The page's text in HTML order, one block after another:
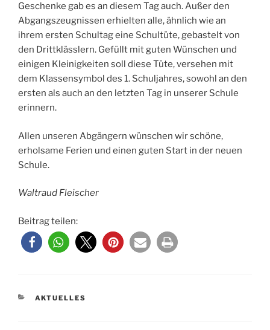
Geschenke gab es an diesem Tag auch. Außer den
Abgangszeugnissen erhielten alle, ähnlich wie an
ihrem ersten Schultag eine Schultüte, gebastelt von
den Drittklässlern. Gefüllt mit guten Wünschen und
einigen Kleinigkeiten soll diese Tüte, versehen mit
dem Klassensymbol des 1. Schuljahres, sowohl an den
ersten als auch an den letzten Tag in unserer Schule
erinnern.
Allen unseren Abgängern wünschen wir schöne,
erholsame Ferien und einen guten Start in der neuen
Schule.
Waltraud Fleischer
Beitrag teilen:
KATEGORIEN
AKTUELLES